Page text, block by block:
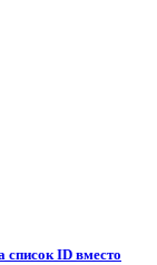
список ID вместо